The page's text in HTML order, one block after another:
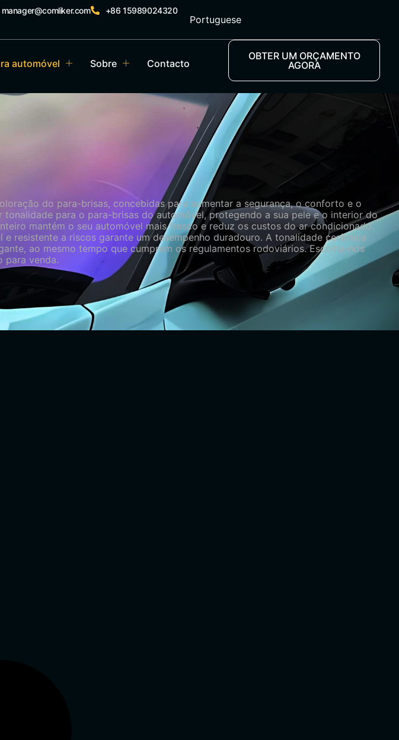
manager@comliker.com +86 15989024320
Portuguese
automóvel Sobre Contacto
OBTER UM ORÇAMENTO
AGORA
do para-brisas, concebidas para aumentar a segurança, o conforto e o
para o para-brisas do automóvel, protegendo a sua pele e o interior do
mantém o seu automóvel mais fresco e reduz os custos do ar condicionado.
resistente a riscos garante um desempenho duradouro. A tonalidade cerâmica
ao mesmo tempo que cumprem os regulamentos rodoviários. Escolha-nos
para venda.